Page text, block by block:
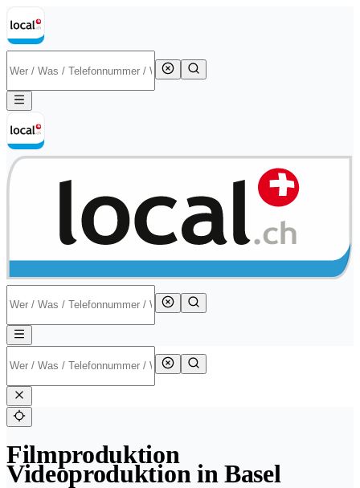
Filmproduktion
Videoproduktion in Basel